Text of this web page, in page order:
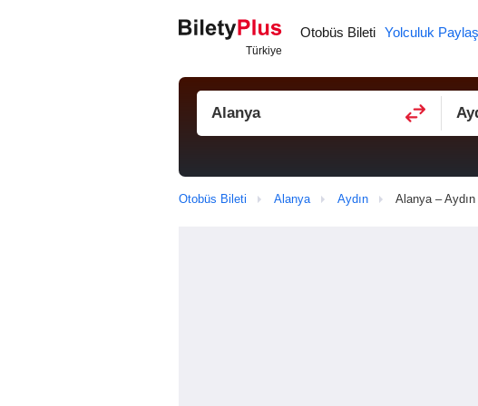
Otobüs Bileti Yolculuk
Otobüs Bileti Alanya Aydın Alanya –